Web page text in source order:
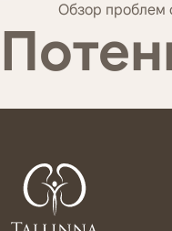
Обзор проблем